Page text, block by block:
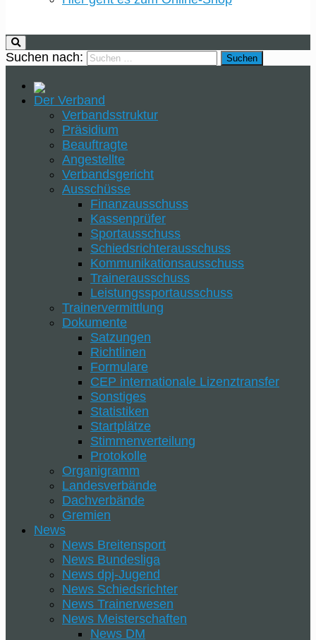
Suchen nach:
Der Verband
Verbandsstruktur
Präsidium
Beauftragte
Angestellte
Verbandsgericht
Ausschüsse
Finanzausschuss
Kassenprüfer
Sportausschuss
Schiedsrichterausschuss
Kommunikationsausschuss
Trainerausschuss
Leistungssportausschuss
Trainervermittlung
Dokumente
Satzungen
Richtlinen
Formulare
CEP internationale Lizenztransfer
Sonstiges
Statistiken
Startplätze
Stimmenverteilung
Protokolle
Organigramm
Landesverbände
Dachverbände
Gremien
News
News Breitensport
News Bundesliga
News dpj-Jugend
News Schiedsrichter
News Trainerwesen
News Meisterschaften
News DM